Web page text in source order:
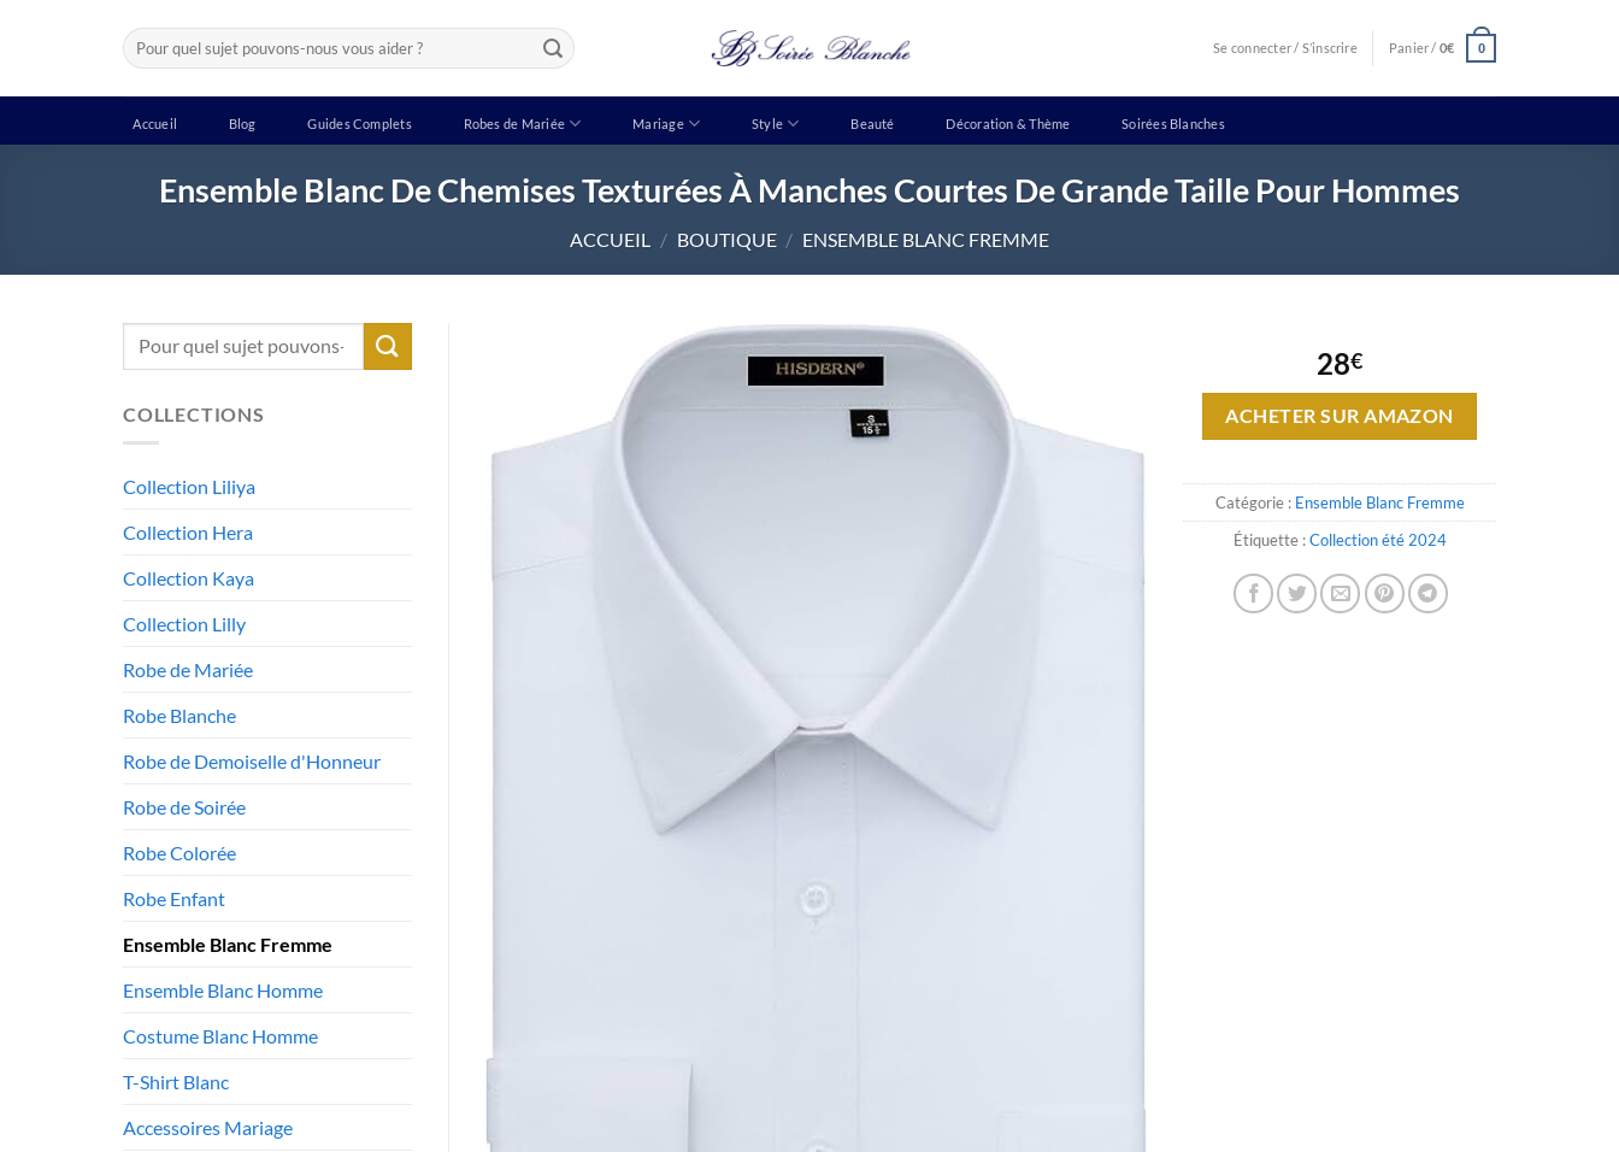
Recherche
pour :
Se connecter / S’inscrire Panier / 0€ 0
Accueil Blog Guides Complets Robes de Mariée Mariage Style Beauté Décoration & Thème Soirées Blanches
Ensemble Blanc De Chemises Texturées À Manches Courtes De Grande Taille Pour Hommes
ACCUEIL / BOUTIQUE / ENSEMBLE BLANC FREMME
Recherche
COLLECTIONS
Collection Liliya
Collection Hera
Collection Kaya
Collection Lilly
Robe de Mariée
Robe Blanche
Robe de Demoiselle d'Honneur
Robe de Soirée
Robe Colorée
Robe Enfant
Ensemble Blanc Fremme
Ensemble Blanc Homme
Costume Blanc Homme
T-Shirt Blanc
Accessoires Mariage
28€
ACHETER SUR AMAZON
Catégorie : Ensemble Blanc Fremme
Étiquette :Collection été 2024